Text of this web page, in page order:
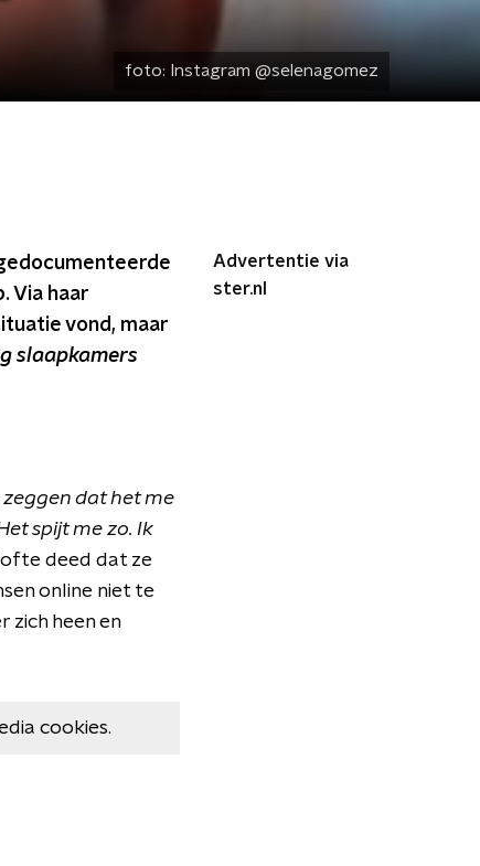
foto: Instagram @selenagomez
Via haar
vond, maar
slaapkamers
zeggen dat het me
spijt me zo. Ik
deed dat ze
online niet te
zich heen en
cookies.
Advertentie via
ster.nl